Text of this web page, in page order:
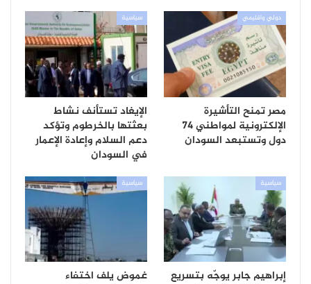
دولي واقليمي
مصر تمنح التأشيرة
الإلكترونية لمواطني 74
دول وتستبعد السودان
سياسية
الإيغاد تستأنف نشاط
بعثتها بالخرطوم وتؤكد
دعم السلام وإعادة الإعمار
في السودان
سياسية
إبراهيم جابر يوجّه بتسريع
سياسية
غموض يلف اختفاء